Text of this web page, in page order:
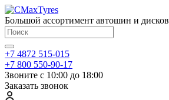
Большой ассортимент автошин и дисков
+7 4872 515-015
+7 800 550-90-17
Звоните с 10:00 до 18:00
Заказать звонок